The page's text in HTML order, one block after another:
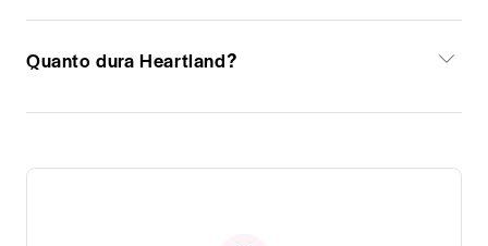
Quanto dura Heartland?